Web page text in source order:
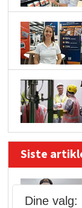
Siste
Dine valg: